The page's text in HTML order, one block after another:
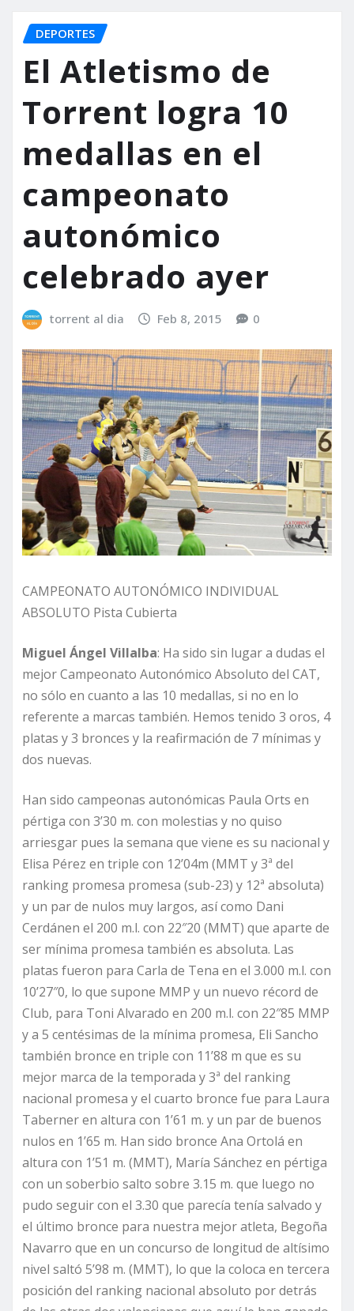
DEPORTES
El Atletismo de
Torrent logra 10
medallas en el
campeonato
autonómico
celebrado ayer
torrent al dia Feb 8, 2015 0
CAMPEONATO AUTONÓMICO INDIVIDUAL
ABSOLUTO Pista Cubierta
Miguel Ángel Villalba: Ha sido sin lugar a dudas el
mejor Campeonato Autonómico Absoluto del CAT,
no sólo en cuanto a las 10 medallas, si no en lo
referente a marcas también. Hemos tenido 3 oros, 4
platas y 3 bronces y la reafirmación de 7 mínimas y
dos nuevas.
Han sido campeonas autonómicas Paula Orts en
pértiga con 3’30 m. con molestias y no quiso
arriesgar pues la semana que viene es su nacional y
Elisa Pérez en triple con 12’04m (MMT y 3ª del
ranking promesa promesa (sub-23) y 12ª absoluta)
y un par de nulos muy largos, así como Dani
Cerdánen el 200 m.l. con 22″20 (MMT) que aparte de
ser mínima promesa también es absoluta. Las
platas fueron para Carla de Tena en el 3.000 m.l. con
10’27″0, lo que supone MMP y un nuevo récord de
Club, para Toni Alvarado en 200 m.l. con 22″85 MMP
y a 5 centésimas de la mínima promesa, Eli Sancho
también bronce en triple con 11’88 m que es su
mejor marca de la temporada y 3ª del ranking
nacional promesa y el cuarto bronce fue para Laura
Taberner en altura con 1’61 m. y un par de buenos
nulos en 1’65 m. Han sido bronce Ana Ortolá en
altura con 1’51 m. (MMT), María Sánchez en pértiga
con un soberbio salto sobre 3.15 m. que luego no
pudo seguir con el 3.30 que parecía tenía salvado y
el último bronce para nuestra mejor atleta, Begoña
Navarro que en un concurso de longitud de altísimo
nivel saltó 5’98 m. (MMT), lo que la coloca en tercera
posición del ranking nacional absoluto por detrás